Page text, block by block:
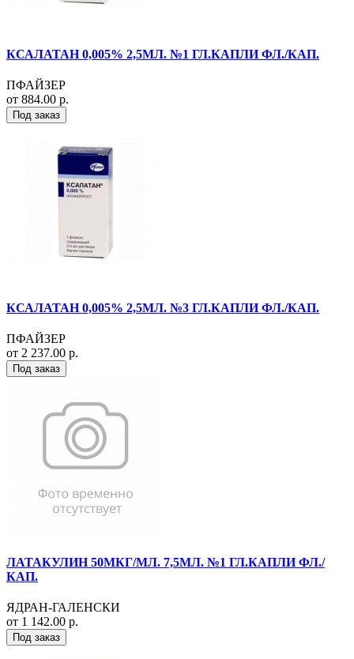
КСАЛАТАН 0,005% 2,5МЛ. №1 ГЛ.КАПЛИ ФЛ./КАП.
ПФАЙЗЕР
от 884.00 р.
Под заказ
КСАЛАТАН 0,005% 2,5МЛ. №3 ГЛ.КАПЛИ ФЛ./КАП.
ПФАЙЗЕР
от 2 237.00 р.
Под заказ
ЛАТАКУЛИН 50МКГ/МЛ. 7,5МЛ. №1 ГЛ.КАПЛИ ФЛ./
КАП.
ЯДРАН-ГАЛЕНСКИ
от 1 142.00 р.
Под заказ